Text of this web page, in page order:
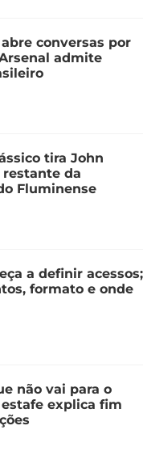
conversas por
admite
tira John
restante da
Fluminense
a definir acessos;
formato e onde
não vai para o
explica fim